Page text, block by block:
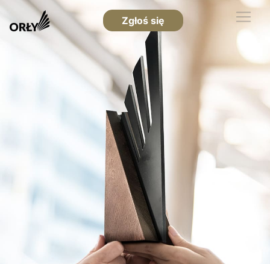
Zgłoś się